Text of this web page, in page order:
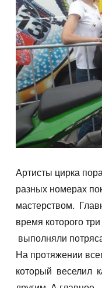
Артисты цирка
разных номерах
мастерством.
время которого
На протяжении
который веселил